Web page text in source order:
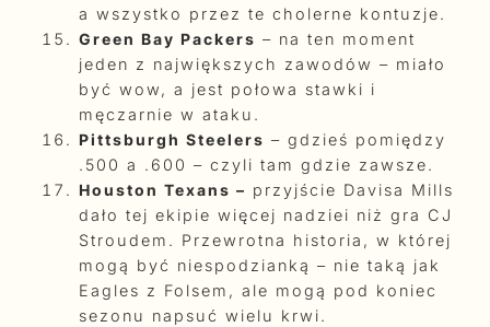
a wszystko przez te cholerne kontuzje.
Green Bay Packers – na ten moment
jeden z największych zawodów – miało
być wow, a jest połowa stawki i
męczarnie w ataku.
Pittsburgh Steelers – gdzieś pomiędzy
.500 a .600 – czyli tam gdzie zawsze.
Houston Texans – przyjście Davisa Mills
dało tej ekipie więcej nadziei niż gra CJ
Stroudem. Przewrotna historia, w której
mogą być niespodzianką – nie taką jak
Eagles z Folsem, ale mogą pod koniec
sezonu napsuć wielu krwi.